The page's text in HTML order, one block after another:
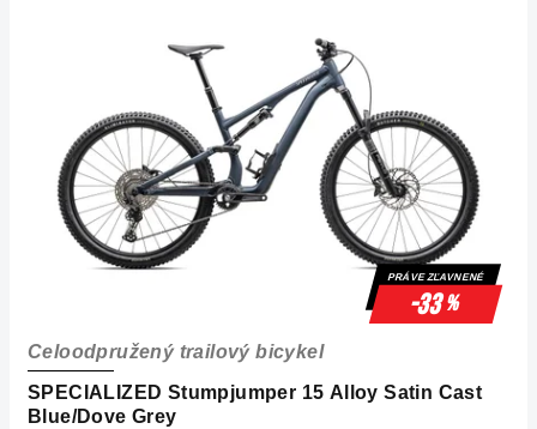
PRÁVE ZĽAVNENÉ
-33%
SPECIALIZED Stumpjumper 15 Alloy Satin Cast
Blue/Dove Grey
Celoodpružený trailový bicykel